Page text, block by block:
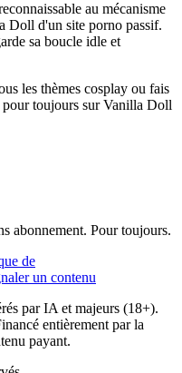
au mécanisme
Doll d'un site porno passif.
sa boucle idle et
les thèmes cosplay ou fais
toujours sur Vanilla Doll
abonnement. Pour toujours.
de
un contenu
par IA et majeurs (18+).
entièrement par la
payant.